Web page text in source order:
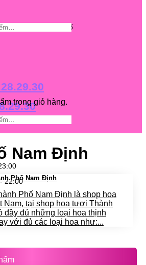
63 tỉnh/ thành phố
22:00
trong giỏ hàng.
Nam Định
Phố Nam Định
Phố Nam Định là shop hoa
tại shop hoa tươi Thành
đầy đủ những loại hoa thịnh
với đủ các loại hoa như:...